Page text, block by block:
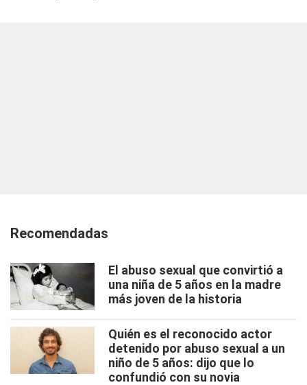
Recomendadas
El abuso sexual que convirtió a
una niña de 5 años en la madre
más joven de la historia
Quién es el reconocido actor
detenido por abuso sexual a un
niño de 5 años: dijo que lo
confundió con su novia